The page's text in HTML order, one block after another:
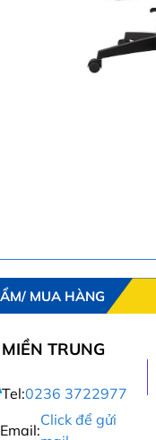
MUA HÀNG
MIỀN TRUNG
Tel:0236 3722977
Email:
Click để gửi